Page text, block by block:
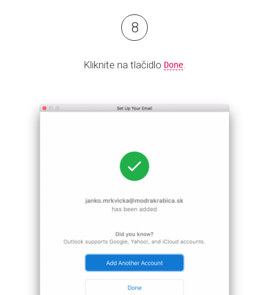
Kliknite na tlačidlo Done